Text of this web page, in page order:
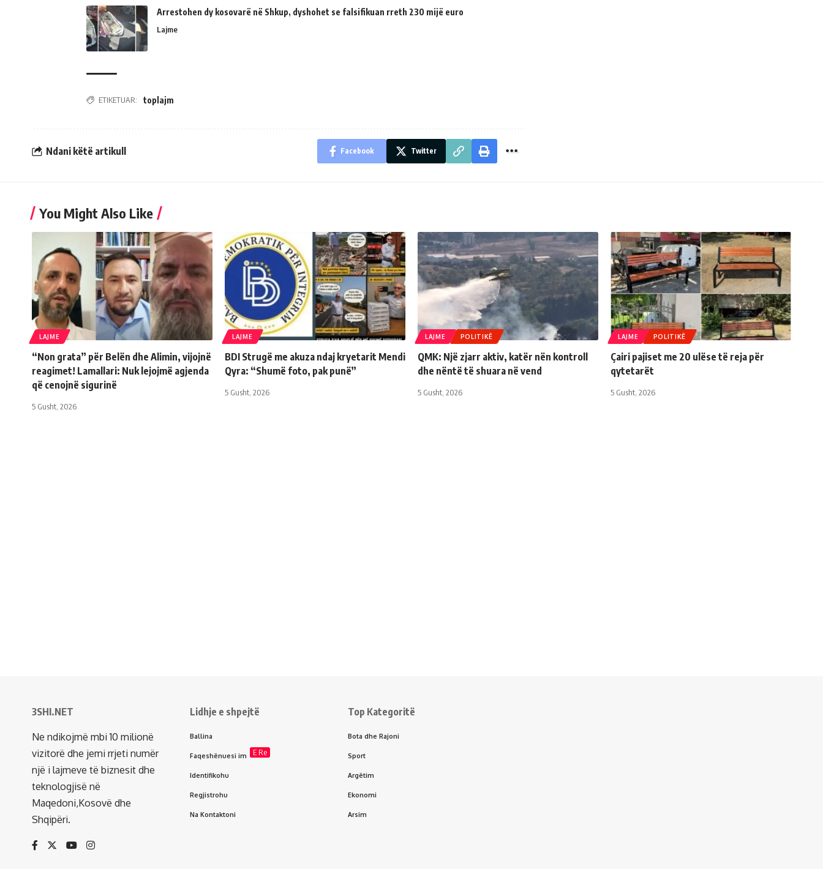
Arrestohen dy kosovarë në Shkup, dyshohet se falsifikuan rreth 230 mijë euro
Lajme
ETIKETUAR: toplajm
Ndani këtë artikull Facebook Twitter
You Might Also Like
LAJME
“Non grata” për Belën dhe Alimin, vijojnë
reagimet! Lamallari: Nuk lejojmë agjenda
që cenojnë sigurinë
5 Gusht, 2026
LAJME
BDI Strugë me akuza ndaj kryetarit Mendi
Qyra: “Shumë foto, pak punë”
5 Gusht, 2026
LAJME POLITIKË
QMK: Një zjarr aktiv, katër nën kontroll
dhe nëntë të shuara në vend
5 Gusht, 2026
LAJME POLITIKË
Çairi pajiset me 20 ulëse të reja për
qytetarët
5 Gusht, 2026
3SHI.NET
Ne ndikojmë mbi 10 milionë
vizitorë dhe jemi rrjeti numër
një i lajmeve të biznesit dhe
teknologjisë në
Maqedoni,Kosovë dhe
Shqipëri.
Lidhje e shpejtë
Ballina
Faqeshënuesi im E Re
Identifikohu
Regjistrohu
Na Kontaktoni
Top Kategoritë
Bota dhe Rajoni
Sport
Argëtim
Ekonomi
Arsim